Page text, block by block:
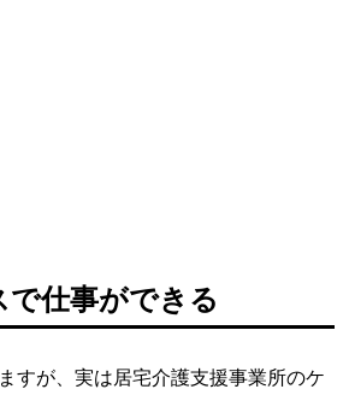
で仕事ができる
すが、実は居宅介護支援事業所のケ